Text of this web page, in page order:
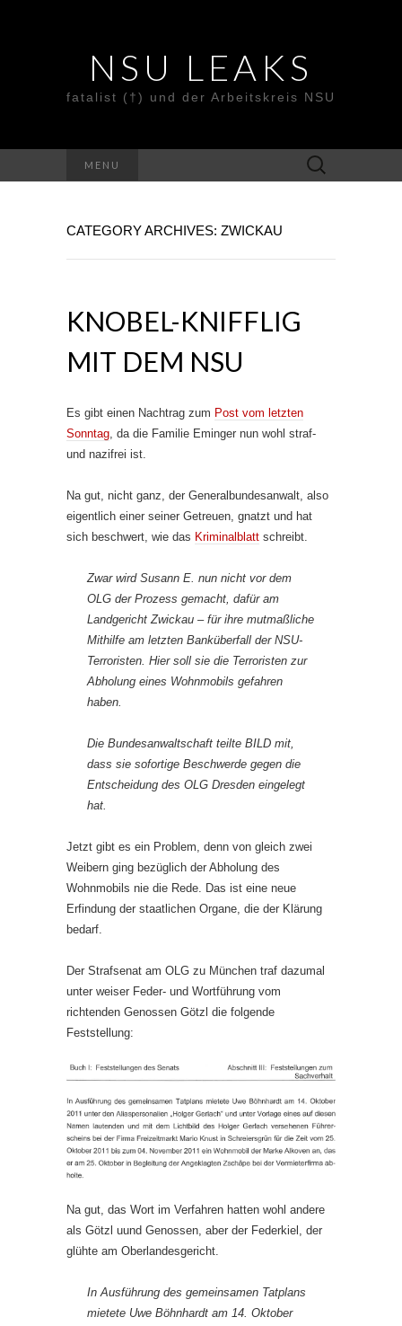
NSU LEAKS
fatalist (†) und der Arbeitskreis NSU
MENU
Suche
nach:
CATEGORY ARCHIVES: ZWICKAU
KNOBEL-KNIFFLIG
MIT DEM NSU
Es gibt einen Nachtrag zum Post vom letzten
Sonntag, da die Familie Eminger nun wohl straf-
und nazifrei ist.
Na gut, nicht ganz, der Generalbundesanwalt, also
eigentlich einer seiner Getreuen, gnatzt und hat
sich beschwert, wie das Kriminalblatt schreibt.
Zwar wird Susann E. nun nicht vor dem
OLG der Prozess gemacht, dafür am
Landgericht Zwickau – für ihre mutmaßliche
Mithilfe am letzten Banküberfall der NSU-
Terroristen. Hier soll sie die Terroristen zur
Abholung eines Wohnmobils gefahren
haben.
Die Bundesanwaltschaft teilte BILD mit,
dass sie sofortige Beschwerde gegen die
Entscheidung des OLG Dresden eingelegt
hat.
Jetzt gibt es ein Problem, denn von gleich zwei
Weibern ging bezüglich der Abholung des
Wohnmobils nie die Rede. Das ist eine neue
Erfindung der staatlichen Organe, die der Klärung
bedarf.
Der Strafsenat am OLG zu München traf dazumal
unter weiser Feder- und Wortführung vom
richtenden Genossen Götzl die folgende
Feststellung:
Na gut, das Wort im Verfahren hatten wohl andere
als Götzl uund Genossen, aber der Federkiel, der
glühte am Oberlandesgericht.
In Ausführung des gemeinsamen Tatplans
mietete Uwe Böhnhardt am 14. Oktober